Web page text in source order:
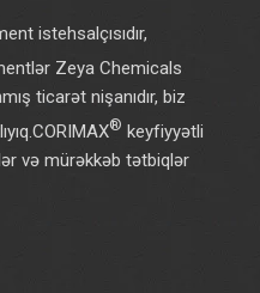
istehsalçısıdır,
Zeya Chemicals
ticarət nişanıdır, biz
® keyfiyyətli
və mürəkkəb tətbiqlər